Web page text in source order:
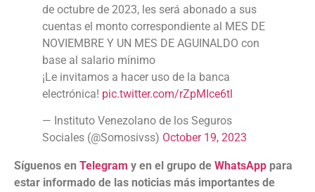
de octubre de 2023, les será abonado a sus
cuentas el monto correspondiente al MES DE
NOVIEMBRE Y UN MES DE AGUINALDO con
base al salario mínimo
¡Le invitamos a hacer uso de la banca
electrónica! pic.twitter.com/rZpMIce6tl
— Instituto Venezolano de los Seguros
Sociales (@Somosivss) October 19, 2023
Síguenos en Telegram y en el grupo de WhatsApp para
estar informado de las noticias más importantes de